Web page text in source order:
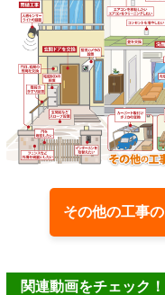
その他の工事
関連動画をチェック！